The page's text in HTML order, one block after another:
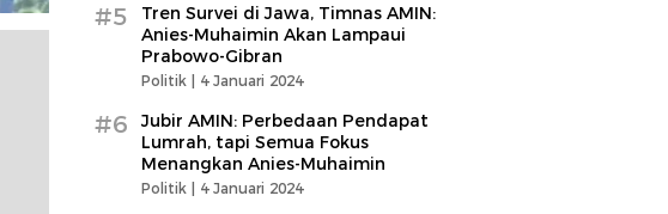
#5
Tren Survei di Jawa, Timnas AMIN:
Anies-Muhaimin Akan Lampaui
Prabowo-Gibran
Politik | 4 Januari 2024
#6
Jubir AMIN: Perbedaan Pendapat
Lumrah, tapi Semua Fokus
Menangkan Anies-Muhaimin
Politik | 4 Januari 2024